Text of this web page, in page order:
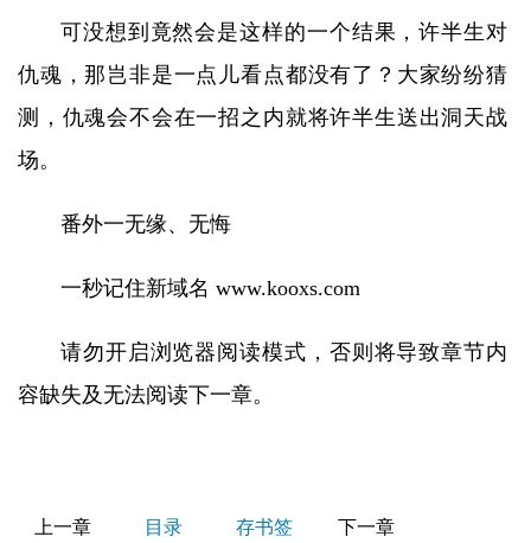
可没想到竟然会是这样的一个结果，许半生对
仇魂，那岂非是一点儿看点都没有了？大家纷纷猜
测，仇魂会不会在一招之内就将许半生送出洞天战
场。
番外一无缘、无悔
一秒记住新域名 www.kooxs.com
请勿开启浏览器阅读模式，否则将导致章节内
容缺失及无法阅读下一章。
上一章 目录 存书签 下一章